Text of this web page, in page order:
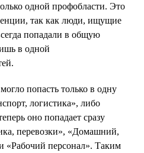
одной профобласти. Это
так как люди, ищущие
попадали в общую
в одной
попасть только в одну
логистика», либо
оно попадает сразу
перевозки», «Домашний,
«Рабочий персонал». Таким